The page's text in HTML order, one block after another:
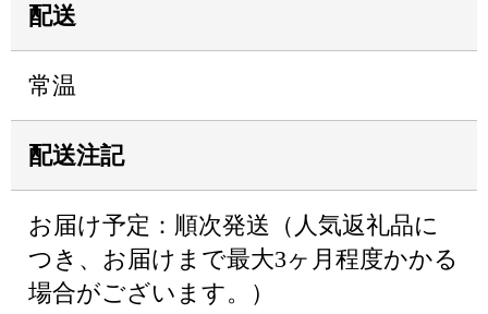
配送
常温
配送注記
お届け予定：順次発送（人気返礼品に
つき、お届けまで最大3ヶ月程度かかる
場合がございます。）